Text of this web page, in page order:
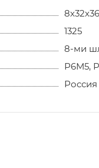
8х32х36
1325
8-ми
Р6М5,
Россия